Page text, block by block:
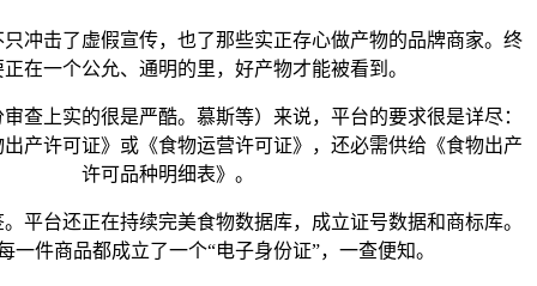
击了虚假宣传，也了那些实正存心做产物的品牌商家。终
在一个公允、通明的里，好产物才能被看到。
上实的很是严酷。慕斯等）来说，平台的要求很是详尽：
产许可证》或《食物运营许可证》，还必需供给《食物出产
许可品种明细表》。
台还正在持续完美食物数据库，成立证号数据和商标库。
一件商品都成立了一个“电子身份证”，一查便知。